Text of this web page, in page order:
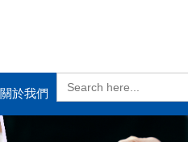
關於我們
Search
for: